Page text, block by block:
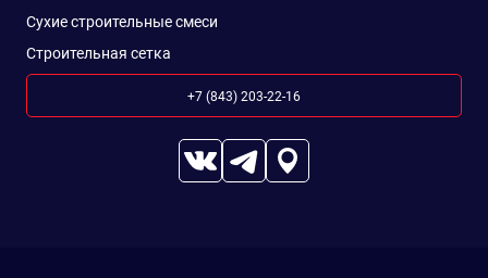
Сухие строительные смеси
Строительная сетка
+7 (843) 203-22-16